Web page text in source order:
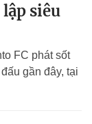
siêu
FC phát sốt
gần đây, tại